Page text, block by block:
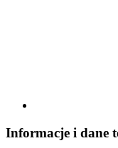
Informacje i dane